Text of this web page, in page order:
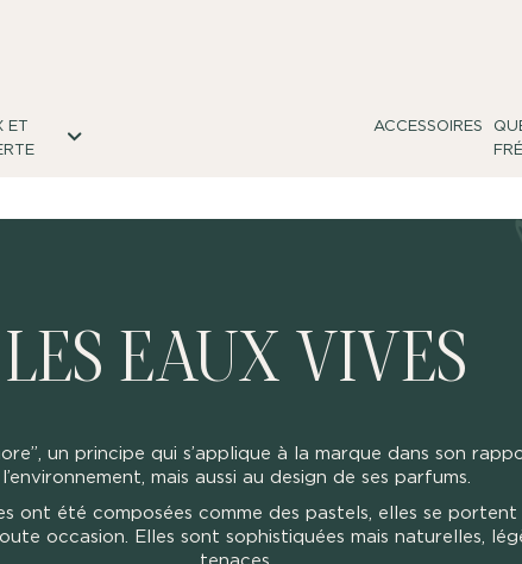
ET
ACCESSOIRES
LES EAUX VIVES
un principe qui s’applique à la marque dans son
l’environnement, mais aussi au design de ses parfums.
ont été composées comme des pastels, elles se
occasion. Elles sont sophistiquées mais naturelles,
tenaces.